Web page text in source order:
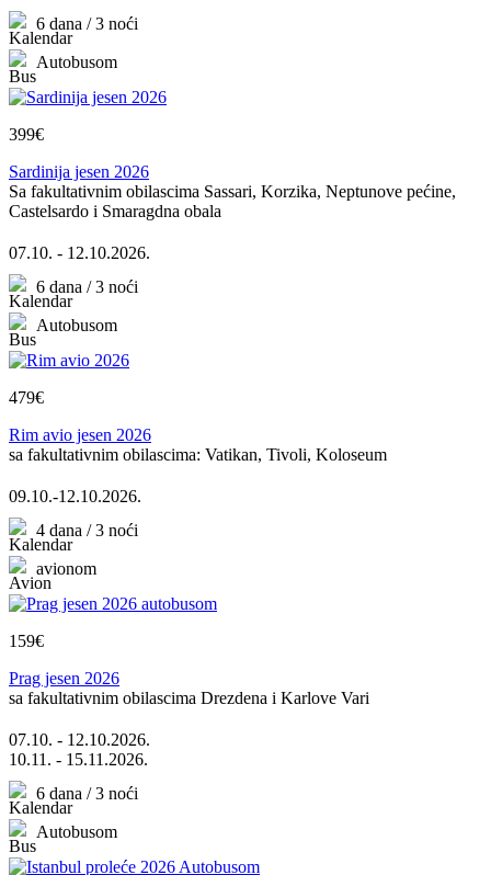
6 dana / 3 noći
Autobusom
399€
Sardinija jesen 2026
Sa fakultativnim obilascima Sassari, Korzika, Neptunove pećine,
Castelsardo i Smaragdna obala
07.10. - 12.10.2026.
6 dana / 3 noći
Autobusom
479€
Rim avio jesen 2026
sa fakultativnim obilascima: Vatikan, Tivoli, Koloseum
09.10.-12.10.2026.
4 dana / 3 noći
avionom
159€
Prag jesen 2026
sa fakultativnim obilascima Drezdena i Karlove Vari
07.10. - 12.10.2026.
10.11. - 15.11.2026.
6 dana / 3 noći
Autobusom